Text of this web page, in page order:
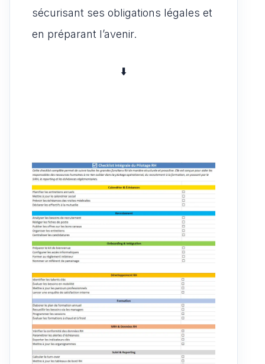
sécurisant ses obligations légales et
en préparant l’avenir.
⬇️